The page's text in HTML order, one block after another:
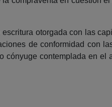
otorgada con las
de conformidad con
contemplada en el